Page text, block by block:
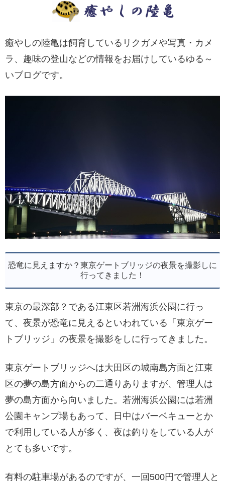
癒やしの陸亀は飼育しているリクガメや写真・カメ
ラ、趣味の登山などの情報をお届けしているゆる～
いブログです。
恐竜に見えますか？東京ゲートブリッジの夜景を撮影しに
行ってきました！
東京の最深部？である江東区若洲海浜公園に行っ
て、夜景が恐竜に見えるといわれている「東京ゲー
トブリッジ」の夜景を撮影をしに行ってきました。
東京ゲートブリッジへは大田区の城南島方面と江東
区の夢の島方面からの二通りありますが、管理人は
夢の島方面から向いました。若洲海浜公園には若洲
公園キャンプ場もあって、日中はバーベキューとか
で利用している人が多く、夜は釣りをしている人が
とても多いです。
有料の駐車場があるのですが、一回500円で管理人と